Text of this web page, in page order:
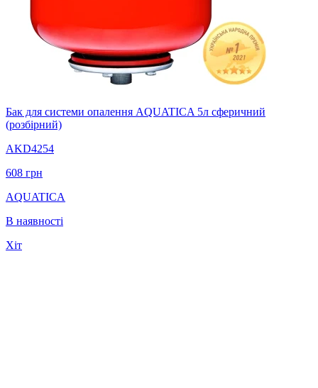
Бак для системи опалення AQUATICA 5л сферичний
(розбірний)
AKD4254
608 грн
AQUATICA
В наявності
Хіт